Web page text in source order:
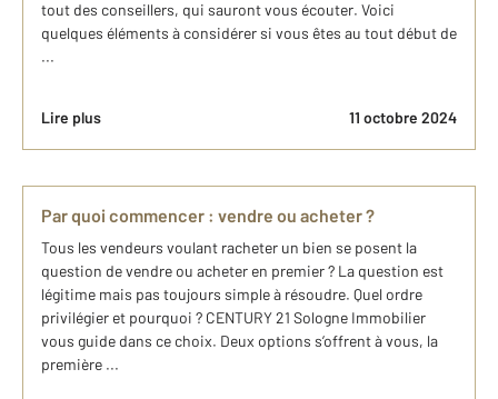
tout des conseillers, qui sauront vous écouter. Voici
quelques éléments à considérer si vous êtes au tout début de
...
Lire plus 11 octobre 2024
Par quoi commencer : vendre ou acheter ?
Tous les vendeurs voulant racheter un bien se posent la
question de vendre ou acheter en premier ? La question est
légitime mais pas toujours simple à résoudre. Quel ordre
privilégier et pourquoi ? CENTURY 21 Sologne Immobilier
vous guide dans ce choix. Deux options s’offrent à vous, la
première ...